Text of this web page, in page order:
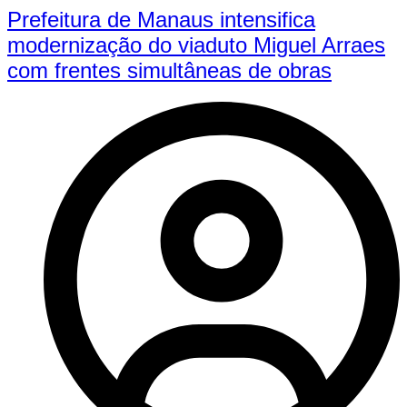
Prefeitura de Manaus intensifica
modernização do viaduto Miguel Arraes
com frentes simultâneas de obras